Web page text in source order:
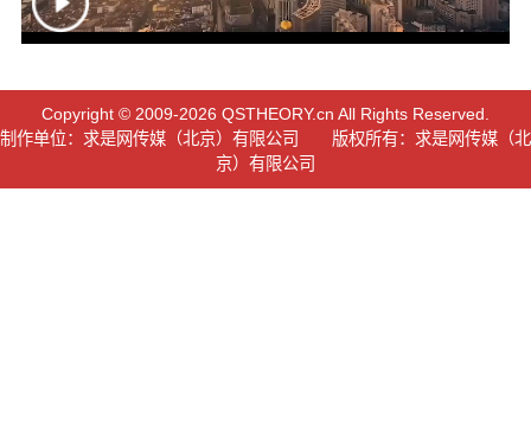
Copyright © 2009-2026 QSTHEORY.cn All Rights Reserved.
制作单位：求是网传媒（北京）有限公司 版权所有：求是网传媒（北
京）有限公司